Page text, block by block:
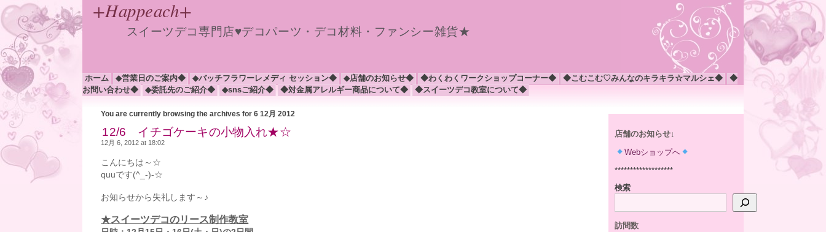
+Happeach+
スイーツデコ専門店♥デコパーツ・デコ材料・ファンシー雑貨★
ホーム ◆営業日のご案内◆ ◆バッチフラワーレメディ セッション◆ ◆店舗のお知らせ◆ ◆わくわくワークショップコーナー◆ ◆こむこむ♡みんなのキラキラ☆マルシェ◆
◆
お問い合わせ◆
◆委託先のご紹介◆ ◆snsご紹介◆ ◆対金属アレルギー商品について◆ ◆スイーツデコ教室について◆
店舗のお知らせ↓
Webショップへ
*******************
検索
訪問数
You are currently browsing the archives for 6 12月 2012
12/6 イチゴケーキの小物入れ★☆
12月 6, 2012 at 18:02
こんにちは～☆
quuです(^_-)-☆
お知らせから失礼します～♪
★スイーツデコのリース制作教室